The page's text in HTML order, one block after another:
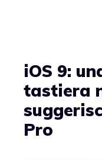
iOS 9:
tastiera
Pro